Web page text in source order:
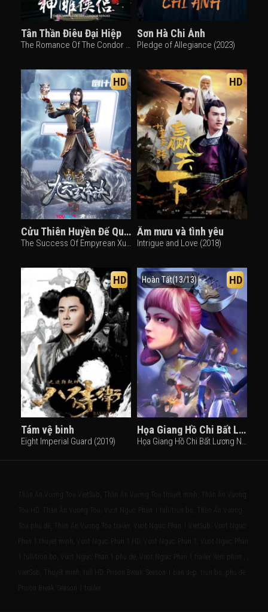
Tân Thần Điêu Đại Hiệp
The Romance Of The Condor Heroes (2014)
Sơn Hà Chi Ảnh
Pledge of Allegiance (2023)
HD
Cửu Thiên Huyền Đế Quyết Phần 2
The Success Of Empyrean Xuan Emperor (2022)
HD
Âm mưu và tình yêu
Intrigue and Love (2018)
HD
Tám vệ binh
Eight Imperial Guard (2019)
Hoàn Tất(13/13) HD
Họa Giang Hồ Chi Bất Lương Nhân (Phần 4)
Họa Giang Hồ Chi Bất Lương Nhân (Phần 4) (2021)
Thần Ấn Vương Toạ VietSub, Thần Ấn Vương Toạ thuyết minh, Thần Ấn Vương
Toạ HD, Thần Ấn Vương Toạ, Vượt Ngục: Phần 1 full/trọn bộ, Thần Ấn Vương
Toạ phụ đề, Thần Ấn Vương Toạ trailer, Vuot Nguc: Phan 1 VietSub, Vuot Nguc:
Phan 1 thuyet minh, Vuot Nguc: Phan 1 HD, Vuot Nguc: Phan 1, Vuot Nguc: Phan
1 full/tron bo, Vuot Nguc: Phan 1 phu de, Vuot Nguc: Phan 1 trailer Xem phim , ,
VietSub, Thuyết minh, full HD, Prison Break: Season 1 bản đẹp, trọn bộ, phụ đề,
Prison Break: Season 1 trailer